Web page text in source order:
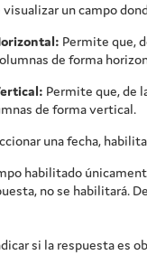
un campo
Permite que,
de forma
Permite que, de
de forma vertical.
una fecha,
habilitado
no se habilitará.
si la respuesta es